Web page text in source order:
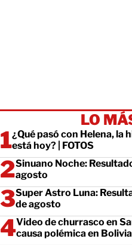
LO
¿Qué pasó con Helena, la
está hoy? | FOTOS
Sinuano Noche:
agosto
Super Astro Luna:
de agosto
Video de churrasco en
causa polémica en Bolivia